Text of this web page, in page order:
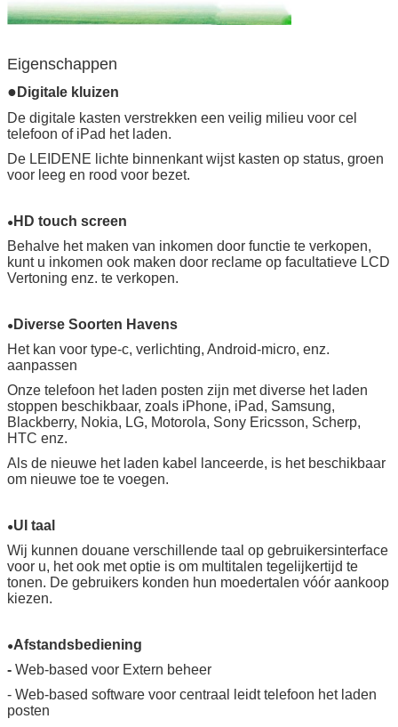
Laat een bericht achter
We bellen je snel terug!
VERZENDEN
Facultatief
Muntstukacceptor, 15 duimlcd
Certificatie
Eigenschappen
● Digitale kluizen
De digitale kasten verstrekken een veilig milieu voor cel
telefoon of iPad het laden.
De LEIDENE lichte binnenkant wijst kasten op status, groen
voor leeg en rood voor bezet.
● HD touch screen
Behalve het maken van inkomen door functie te verkopen,
kunt u inkomen ook maken door reclame op facultatieve LCD
Vertoning enz. te verkopen.
● Diverse Soorten Havens
Het kan voor type-c, verlichting, Android-micro, enz.
aanpassen
Onze telefoon het laden posten zijn met diverse het laden
stoppen beschikbaar, zoals iPhone, iPad, Samsung,
Blackberry, Nokia, LG, Motorola, Sony Ericsson, Scherp,
HTC enz.
Als de nieuwe het laden kabel lanceerde, is het beschikbaar
om nieuwe toe te voegen.
●UI taal
Wij kunnen douane verschillende taal op gebruikersinterface
voor u, het ook met optie is om multitalen tegelijkertijd te
tonen. De gebruikers konden hun moedertalen vóór aankoop
kiezen.
●Afstandsbediening
- Web-based voor Extern beheer
- Web-based software voor centraal leidt telefoon het laden
posten